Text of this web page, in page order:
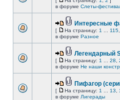
в форуме Слеты-
Интересные
[ На страницу: 1 115
в форуме Разное
Легендарный
[ На страницу: 1 28
в форуме Не наши
Пифагор
[ На страницу: 1 13
в форуме Лигерады